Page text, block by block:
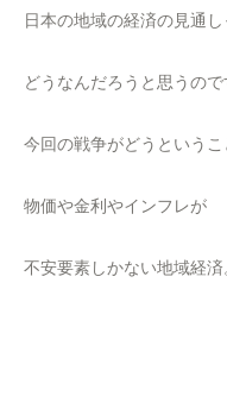
日本の地域の経済の見通し
どうなんだろうと思うので
今回の戦争がどうというこ
物価や金利やインフレが
不安要素しかない地域経済